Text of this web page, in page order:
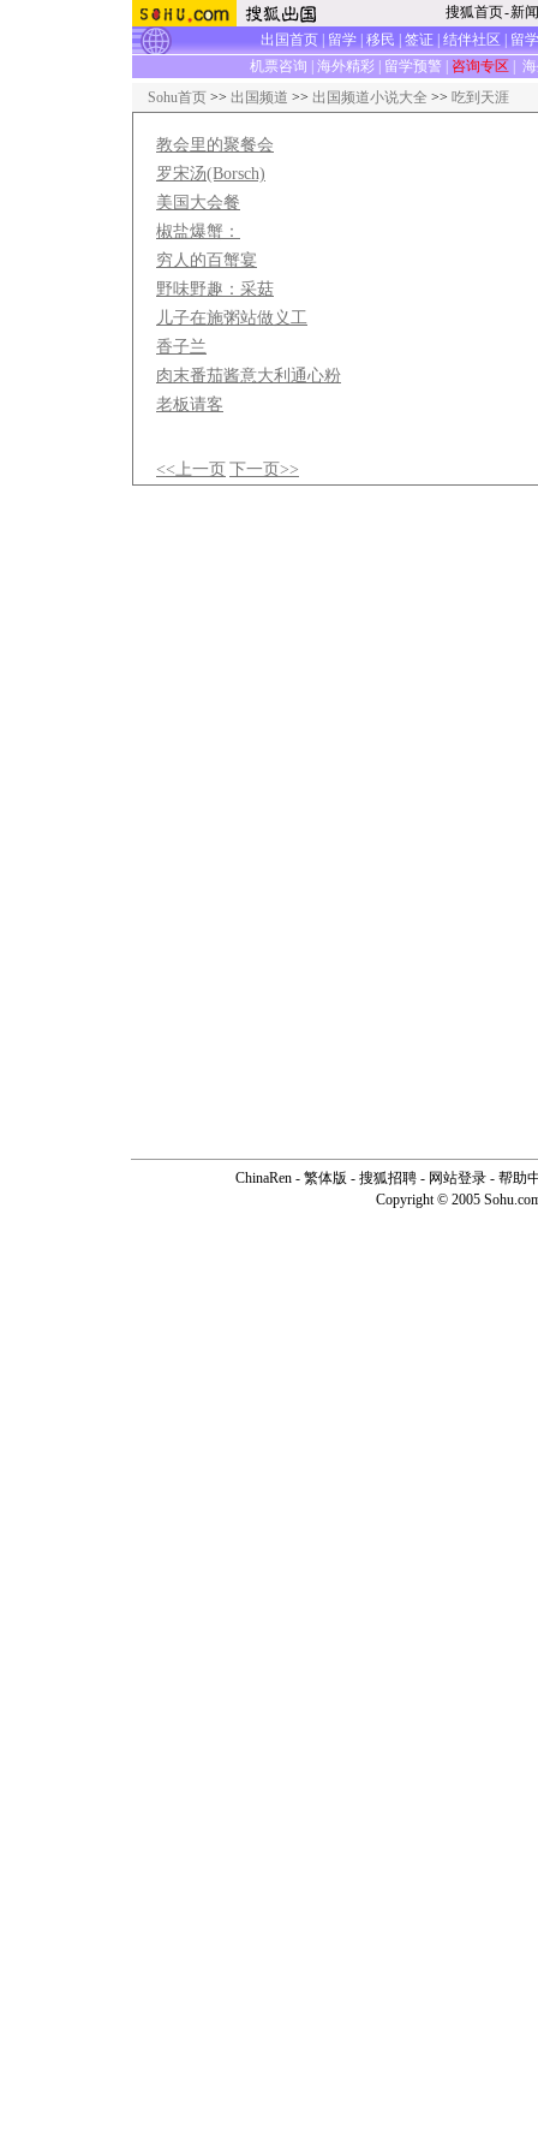
搜狐首页-新闻
出国首页
留学 移民 签证 结伴社区
留
机票咨询
海外精彩 留学预警 咨询专区
Sohu首页 >> 出国频道 >> 出国频道小说大全 >> 吃到天涯
教会里的聚餐会
罗宋汤(Borsch)
美国大会餐
椒盐爆蟹：
穷人的百蟹宴
野味野趣：采菇
儿子在施粥站做义工
香子兰
肉末番茄酱意大利通心粉
老板请客
<<上一页 下一页>>
ChinaRen - 繁体版 - 搜狐招聘 - 网站登录 - 帮助
Copyright © 2005